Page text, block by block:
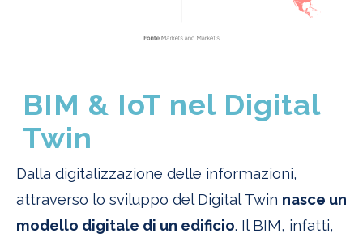
BIM & IoT nel Digital
Twin
Dalla digitalizzazione delle informazioni,
attraverso lo sviluppo del Digital Twin nasce un
modello digitale di un edificio. Il BIM, infatti,